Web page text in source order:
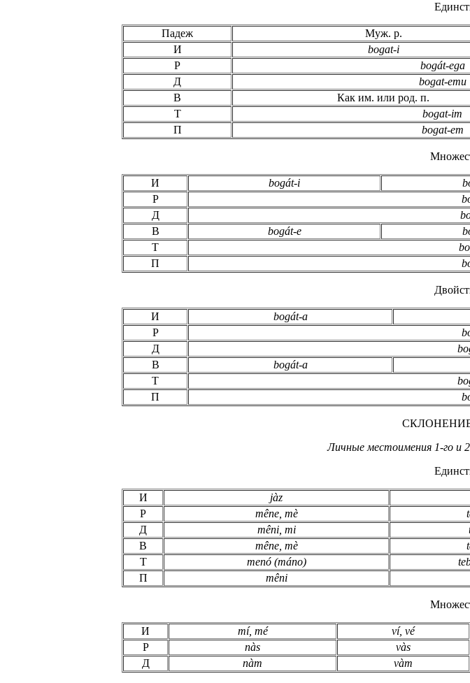
Падеж Муж. р.
И
bogat-i
Р
bogát-ega
Д
bogat-emu
В
Как им. или род. п.
Т
bogat-im
П
bogat-em
И bogát-i
Р
Д
В
bogát-e
Т
П
И bogát-a
Р
Д
В
bogát-a
Т
П
Личные местоимения 1-го и
И jàz
Р
mêne, mè t
Д
mêni, mi
В
mêne, mè t
Т
menó (máno)
П
mêni
И mí, mé ví, vé
Р
nàs vàs
Д
nàm vàm